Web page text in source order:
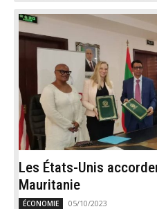
Les États-Unis
Mauritanie
ÉCONOMIE 05/10/2023